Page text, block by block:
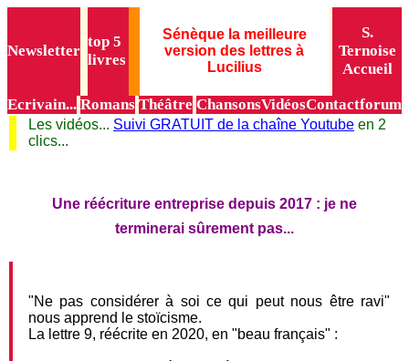
Newsletter
top 5
livres
Sénèque la meilleure
version des lettres à
Lucilius
S.
Ternoise
Accueil
Ecrivain... Romans Théâtre ChansonsVidéosContactforum
Les vidéos... Suivi GRATUIT de la chaîne Youtube en 2
clics...
Une réécriture entreprise depuis 2017 : je ne
terminerai sûrement pas...
"Ne pas considérer à soi ce qui peut nous être ravi"
nous apprend le stoïcisme.
La lettre 9, réécrite en 2020, en "beau français" :